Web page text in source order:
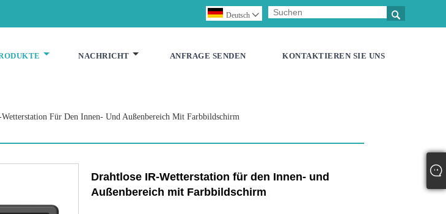

Deutsch 
NACHRICHT ANFRAGE SENDEN KONTAKTIEREN SIE UNS
Für Den Innen- Und Außenbereich Mit Farbbildschirm
Drahtlose IR-Wetterstation für den Innen- und
Außenbereich mit Farbbildschirm